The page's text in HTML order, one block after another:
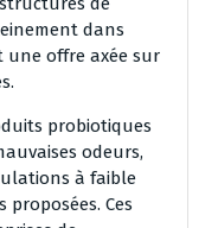
dans
offre axée sur
probiotiques
odeurs,
à faible
Ces